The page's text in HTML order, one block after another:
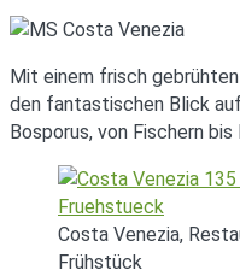
Mit einem frisch
den fantastischen Blick
Bosporus, von Fischern
Costa Venezia,
Frühstück